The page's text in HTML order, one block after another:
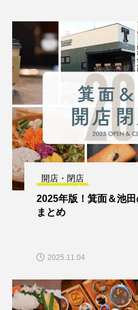
開店・閉店
2025年版！箕面＆池
まとめ
2025.11.04